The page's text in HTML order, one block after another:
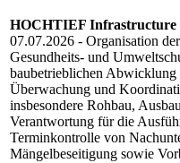
HOCHTIEF Infrastructure
07.07.2026 - Organisation
Gesundheits- und
baubetrieblichen Abwicklung
Überwachung und
insbesondere Rohbau,
Verantwortung für die
Terminkontrolle von
Mängelbeseitigung sowie